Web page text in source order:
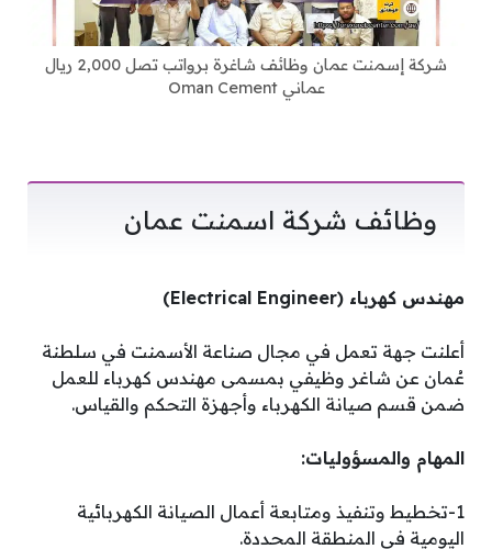
شركة إسمنت عمان وظائف شاغرة برواتب تصل 2,000 ريال
عماني Oman Cement
وظائف شركة اسمنت عمان
مهندس كهرباء (Electrical Engineer)
أعلنت جهة تعمل في مجال صناعة الأسمنت في سلطنة
عُمان عن شاغر وظيفي بمسمى مهندس كهرباء للعمل
ضمن قسم صيانة الكهرباء وأجهزة التحكم والقياس.
المهام والمسؤوليات:
1-تخطيط وتنفيذ ومتابعة أعمال الصيانة الكهربائية
اليومية في المنطقة المحددة.